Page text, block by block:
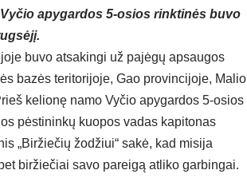
apygardos 5-osios rinktinės buvo
buvo atsakingi už pajėgų apsaugos
bazės teritorijoje, Gao provincijoje, Malio
kelionę namo Vyčio apygardos 5-osios
pėstininkų kuopos vadas kapitonas
„Biržiečių žodžiui“ sakė, kad misija
biržiečiai savo pareigą atliko garbingai.